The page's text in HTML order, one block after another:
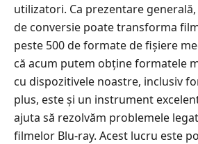
utilizatori. Ca prezentare
de conversie poate transforma
peste 500 de formate de fișiere
că acum putem obține formatele
cu dispozitivele noastre, inclusiv
plus, este și un instrument
ajuta să rezolvăm problemele
filmelor Blu-ray. Acest lucru este